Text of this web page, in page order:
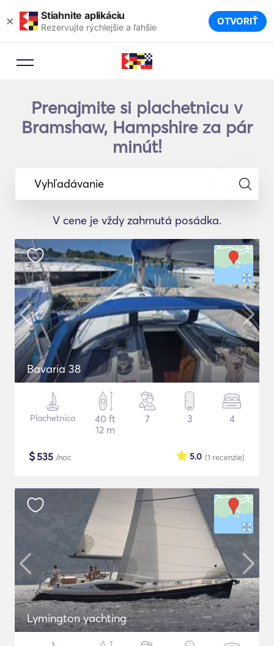
× Stiahnite aplikáciu
Rezervujte rýchlejšie a ľahšie OTVORIŤ
Prenajmite si plachetnicu v
Bramshaw, Hampshire za pár
minút!
Vyhľadávanie
V cene je vždy zahrnutá posádka.
Bavaria 38
Plachetnica
40 ft
12 m
7 3 4
$535 /noc (1 recenzie)
5.0
Lymington yachting